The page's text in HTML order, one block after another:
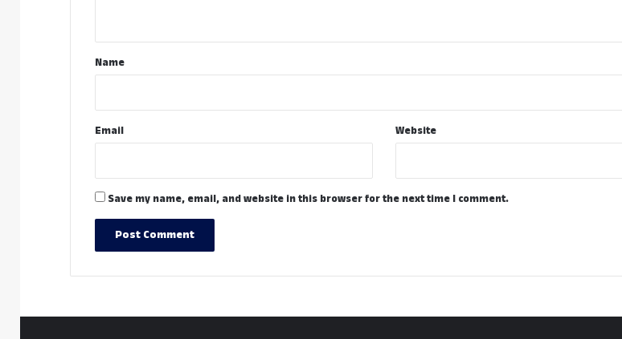
*Name
Email Website
Save my name, email, and website in this browser for the next time I comment.